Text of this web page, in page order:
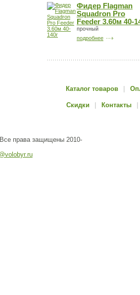
Фидер Flagman
Squadron Pro
Feeder 3.60м 40-
прочный
подробнее
Каталог товаров
Скидки Контакты
права защищены 2010-